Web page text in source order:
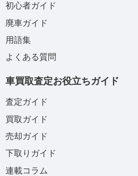
初心者ガイド
廃車ガイド
用語集
よくある質問
車買取査定お役立ちガイド
査定ガイド
買取ガイド
売却ガイド
下取りガイド
連載コラム